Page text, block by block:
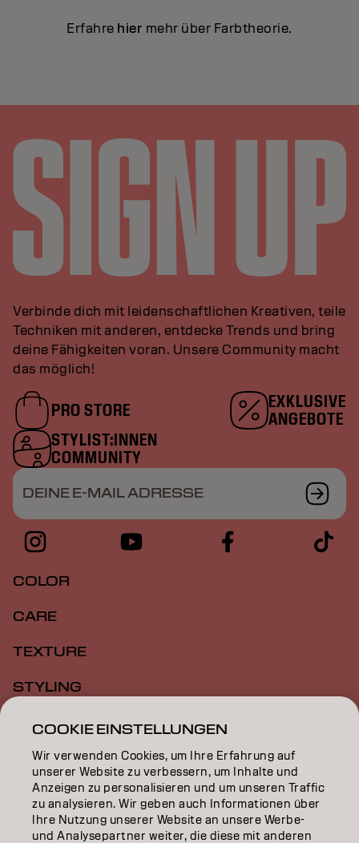
Erfahre hier mehr über Farbtheorie.
Verbinde dich mit leidenschaftlichen Kreativen, teile
Techniken mit anderen, entdecke Trends und bring
deine Fähigkeiten voran. Unsere Community macht
das möglich!
PRO STORE
EXKLUSIVE
ANGEBOTE
STYLIST:INNEN
COMMUNITY
DEINE E-MAIL ADRESSE
COLOR
CARE
TEXTURE
STYLING
INSPIRATION
EDUCATION
ÜBER
SALON FINDER
COOKIE EINSTELLUNGEN
Wir verwenden Cookies, um Ihre Erfahrung auf
unserer Website zu verbessern, um Inhalte und
Anzeigen zu personalisieren und um unseren Traffic
zu analysieren. Wir geben auch Informationen über
Ihre Nutzung unserer Website an unsere Werbe-
und Analysepartner weiter, die diese mit anderen